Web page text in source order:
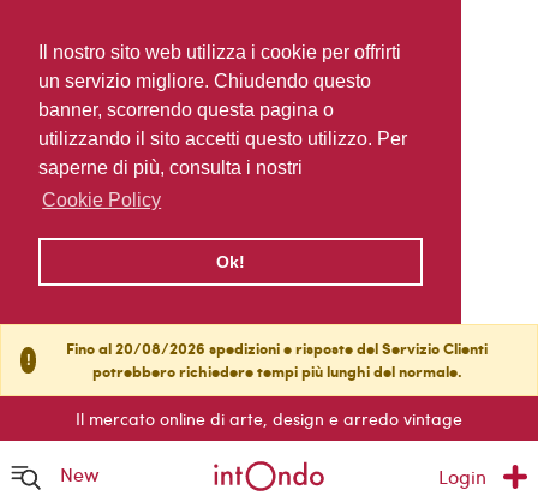
Il nostro sito web utilizza i cookie per offrirti
un servizio migliore. Chiudendo questo
banner, scorrendo questa pagina o
utilizzando il sito accetti questo utilizzo. Per
saperne di più, consulta i nostri
Cookie Policy
Ok!
!
Fino al 20/08/2026 spedizioni e risposte del Servizio Clienti
potrebbero richiedere tempi più lunghi del normale.
Il mercato online di arte, design e arredo vintage
New Login